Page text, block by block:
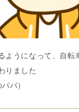
ようになって、自転
りました
パ）